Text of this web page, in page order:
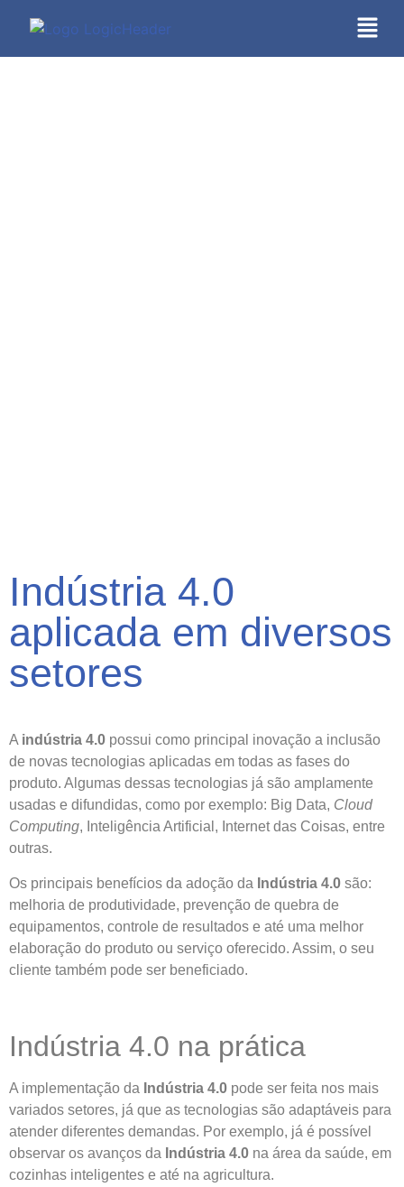
Indústria 4.0
aplicada em diversos
setores
A indústria 4.0 possui como principal inovação a inclusão
de novas tecnologias aplicadas em todas as fases do
produto. Algumas dessas tecnologias já são amplamente
usadas e difundidas, como por exemplo: Big Data, Cloud
Computing, Inteligência Artificial, Internet das Coisas, entre
outras.
Os principais benefícios da adoção da Indústria 4.0 são:
melhoria de produtividade, prevenção de quebra de
equipamentos, controle de resultados e até uma melhor
elaboração do produto ou serviço oferecido. Assim, o seu
cliente também pode ser beneficiado.
Indústria 4.0 na prática
A implementação da Indústria 4.0 pode ser feita nos mais
variados setores, já que as tecnologias são adaptáveis para
atender diferentes demandas. Por exemplo, já é possível
observar os avanços da Indústria 4.0 na área da saúde, em
cozinhas inteligentes e até na agricultura.